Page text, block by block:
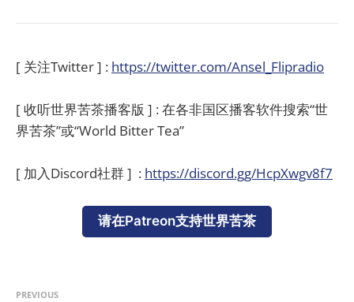
[ 关注Twitter ] : https://twitter.com/Ansel_Flipradio
[ 收听世界苦茶播客版 ] : 在各非国区播客软件搜索“世
界苦茶”或“World Bitter Tea”
[ 加入Discord社群 ] : https://discord.gg/HcpXwgv8f7
请在Patreon支持世界苦茶
PREVIOUS